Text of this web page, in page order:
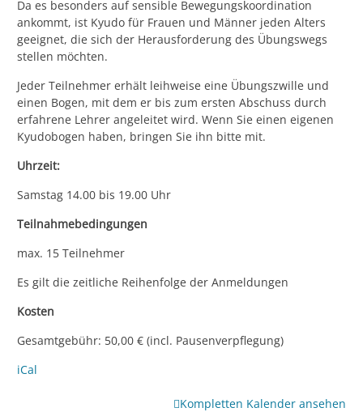
Da es besonders auf sensible Bewegungskoordination
ankommt, ist Kyudo für Frauen und Männer jeden Alters
geeignet, die sich der Herausforderung des Übungswegs
stellen möchten.
Jeder Teilnehmer erhält leihweise eine Übungszwille und
einen Bogen, mit dem er bis zum ersten Abschuss durch
erfahrene Lehrer angeleitet wird. Wenn Sie einen eigenen
Kyudobogen haben, bringen Sie ihn bitte mit.
Uhrzeit:
Samstag 14.00 bis 19.00 Uhr
Teilnahmebedingungen
max. 15 Teilnehmer
Es gilt die zeitliche Reihenfolge der Anmeldungen
Kosten
Gesamtgebühr: 50,00 € (incl. Pausenverpflegung)
iCal
Kompletten Kalender ansehen